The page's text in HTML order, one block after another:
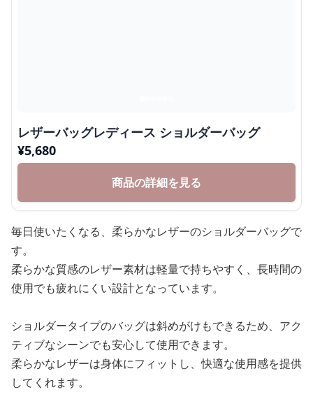
レザーバッグレディース ショルダーバッグ
¥5,680
商品の詳細を見る
毎日使いたくなる、柔らかなレザーのショルダーバッグで
す。
柔らかな質感のレザー素材は軽量で持ちやすく、長時間の
使用でも疲れにくい設計となっています。
ショルダータイプのバッグは斜めがけもできるため、アク
ティブなシーンでも安心して使用できます。
柔らかなレザーは身体にフィットし、快適な使用感を提供
してくれます。